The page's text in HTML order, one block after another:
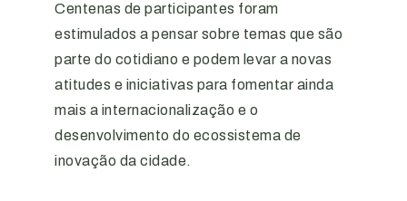
Centenas de participantes foram
estimulados a pensar sobre temas que são
parte do cotidiano e podem levar a novas
atitudes e iniciativas para fomentar ainda
mais a internacionalização e o
desenvolvimento do ecossistema de
inovação da cidade.